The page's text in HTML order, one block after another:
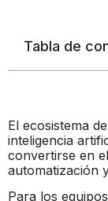
Tabla de
El ecosistema
inteligencia
convertirse en
automatización
Para los